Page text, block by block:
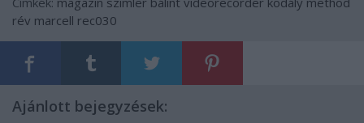
rév marcell rec030
Ajánlott bejegyzések: